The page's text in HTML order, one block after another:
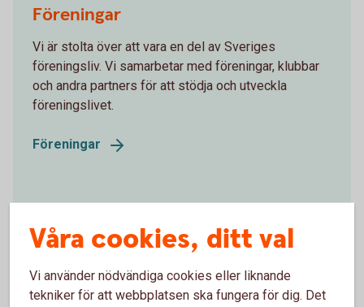
Föreningar
Vi är stolta över att vara en del av Sveriges
föreningsliv. Vi samarbetar med föreningar, klubbar
och andra partners för att stödja och utveckla
föreningslivet.
Föreningar
Vi hjälper dig med att bilda alla former av stiftelser,
Stiftelser
Våra cookies, ditt val
Vi använder nödvändiga cookies eller liknande
tekniker för att webbplatsen ska fungera för dig. Det